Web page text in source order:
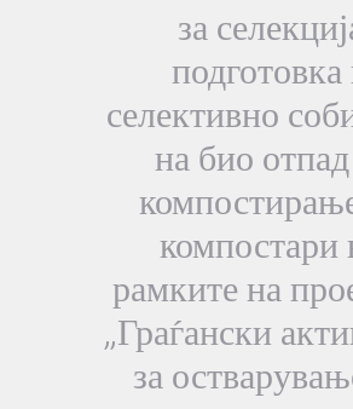
за
подготовка
селективно
на био отпад
компостари
рамките на
„Граѓански
за